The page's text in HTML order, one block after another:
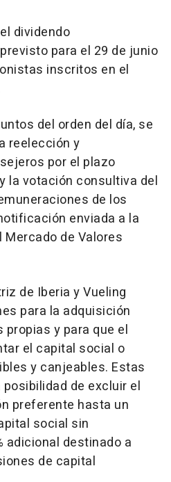
dividendo
para el 29 de junio
inscritos en el
del orden del día, se
reelección y
por el plazo
la votación consultiva del
de los
enviada a la
de Valores
de Iberia y Vueling
para la adquisición
y para que el
el capital social o
y canjeables. Estas
de excluir el
preferente hasta un
social sin
adicional destinado a
de capital